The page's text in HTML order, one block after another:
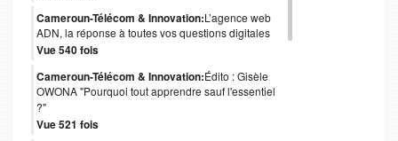
Cameroun-Télécom & Innovation:L’agence web
ADN, la réponse à toutes vos questions digitales
Vue 540 fois
Cameroun-Télécom & Innovation:Édito : Gisèle
OWONA "Pourquoi tout apprendre sauf l'essentiel
?"
Vue 521 fois